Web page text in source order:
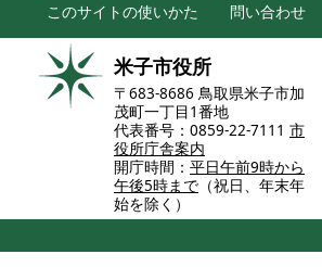
このサイトの使いかた
問い合わせ
米子市役所
〒683-8686 鳥取県米子市加
茂町一丁目1番地
代表番号：0859-22-7111 市
役所庁舎案内
開庁時間： 平日午前9時から
午後5時まで （祝日、年末年
始を除く）